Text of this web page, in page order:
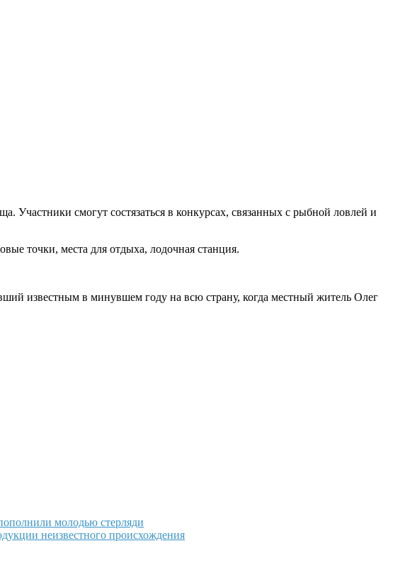
Участники смогут состязаться в конкурсах, связанных с рыбной ловлей и
точки, места для отдыха, лодочная станция.
известным в минувшем году на всю страну, когда местный житель Олег
молодью стерляди
неизвестного происхождения